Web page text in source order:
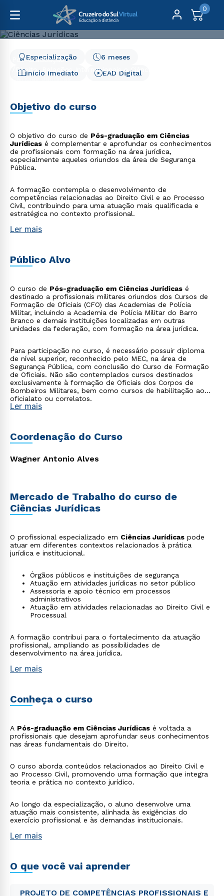
0
Pós-Graduação
Direito, Relações Internacionais e Ciência Política
Ciências Jurídicas
Início Imediato
6 meses
Especialização
EAD Digital
Objetivo do curso
O objetivo do curso de Pós-graduação em Ciências
Jurídicas é complementar e aprofundar os conhecimentos
de profissionais com formação na área jurídica,
especialmente aqueles oriundos da área de Segurança
Pública.
A formação contempla o desenvolvimento de
competências relacionadas ao Direito Civil e ao Processo
Civil, contribuindo para uma atuação mais qualificada e
estratégica no contexto profissional.
Ler mais
Público Alvo
O curso de Pós-graduação em Ciências Jurídicas é
destinado a profissionais militares oriundos dos Cursos de
Formação de Oficiais (CFO) das Academias de Polícia
Militar, incluindo a Academia de Polícia Militar do Barro
Branco e demais instituições localizadas em outras
unidades da federação, com formação na área jurídica.
Para participação no curso, é necessário possuir diploma
de nível superior, reconhecido pelo MEC, na área de
Segurança Pública, com conclusão do Curso de Formação
de Oficiais. Não são contemplados cursos destinados
exclusivamente à formação de Oficiais dos Corpos de
Bombeiros Militares, bem como cursos de habilitação ao
oficialato ou correlatos.
Ler mais
Coordenação do Curso
Wagner Antonio Alves
Mercado de Trabalho do curso de
Ciências Jurídicas
O profissional especializado em Ciências Jurídicas pode
atuar em diferentes contextos relacionados à prática
jurídica e institucional.
Órgãos públicos e instituições de segurança
Atuação em atividades jurídicas no setor público
Assessoria e apoio técnico em processos
administrativos
Atuação em atividades relacionadas ao Direito Civil e
Processual
A formação contribui para o fortalecimento da atuação
profissional, ampliando as possibilidades de
desenvolvimento na área jurídica.
Ler mais
Conheça o curso
A Pós-graduação em Ciências Jurídicas é voltada a
profissionais que desejam aprofundar seus conhecimentos
nas áreas fundamentais do Direito.
O curso aborda conteúdos relacionados ao Direito Civil e
ao Processo Civil, promovendo uma formação que integra
teoria e prática no contexto jurídico.
Ao longo da especialização, o aluno desenvolve uma
atuação mais consistente, alinhada às exigências do
exercício profissional e às demandas institucionais.
Ler mais
O que você vai aprender
PROJETO DE COMPETÊNCIAS PROFISSIONAIS E